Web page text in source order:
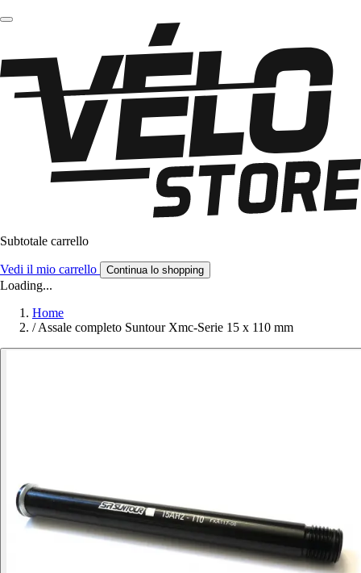
Subtotale carrello
Vedi il mio carrello Continua lo shopping
Loading...
Home
/Assale completo Suntour Xmc-Serie 15 x 110 mm